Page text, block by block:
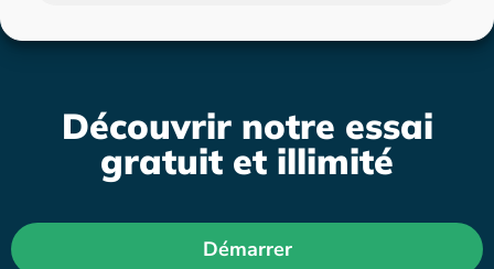
Découvrir notre essai
gratuit et illimité
Démarrer